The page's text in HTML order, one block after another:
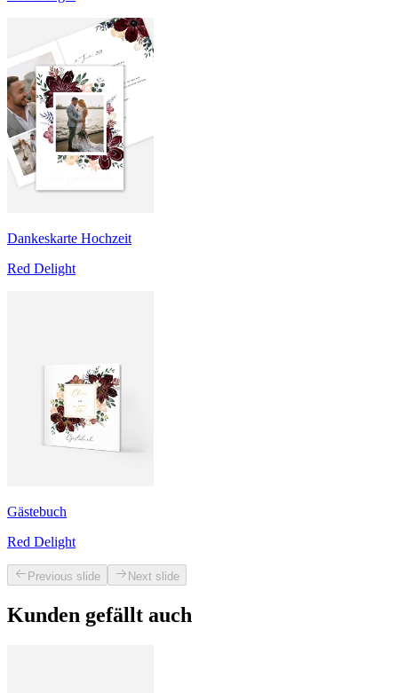
Dankeskarte Hochzeit
Red Delight
Gästebuch
Red Delight
Previous slide Next slide
Kunden gefällt auch